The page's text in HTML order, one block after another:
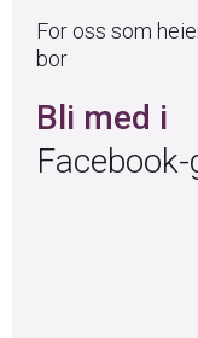
For oss som
bor
Bli med i